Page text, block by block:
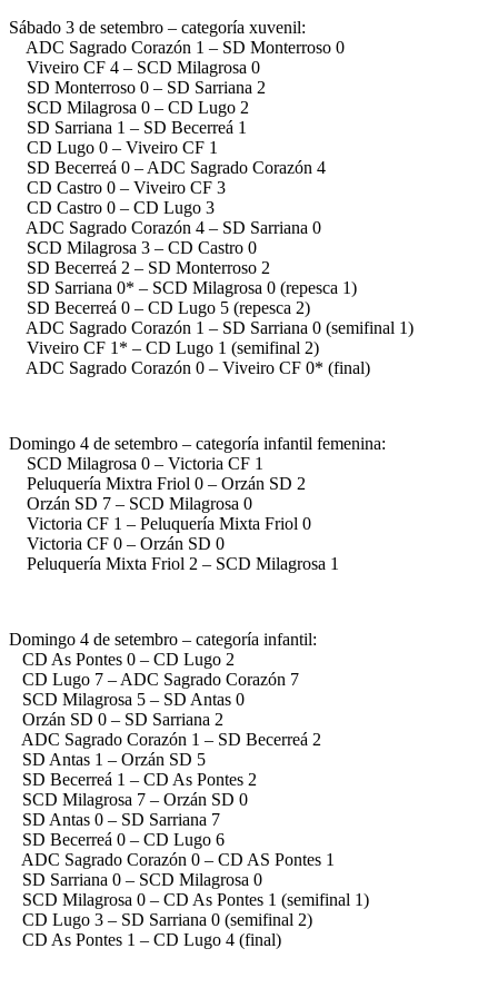
Sábado 3 de setembro – categoría xuvenil:
ADC Sagrado Corazón 1 – SD Monterroso 0
Viveiro CF 4 – SCD Milagrosa 0
SD Monterroso 0 – SD Sarriana 2
SCD Milagrosa 0 – CD Lugo 2
SD Sarriana 1 – SD Becerreá 1
CD Lugo 0 – Viveiro CF 1
SD Becerreá 0 – ADC Sagrado Corazón 4
CD Castro 0 – Viveiro CF 3
CD Castro 0 – CD Lugo 3
ADC Sagrado Corazón 4 – SD Sarriana 0
SCD Milagrosa 3 – CD Castro 0
SD Becerreá 2 – SD Monterroso 2
SD Sarriana 0* – SCD Milagrosa 0 (repesca 1)
SD Becerreá 0 – CD Lugo 5 (repesca 2)
ADC Sagrado Corazón 1 – SD Sarriana 0 (semifinal 1)
Viveiro CF 1* – CD Lugo 1 (semifinal 2)
ADC Sagrado Corazón 0 – Viveiro CF 0* (final)
Domingo 4 de setembro – categoría infantil femenina:
SCD Milagrosa 0 – Victoria CF 1
Peluquería Mixtra Friol 0 – Orzán SD 2
Orzán SD 7 – SCD Milagrosa 0
Victoria CF 1 – Peluquería Mixta Friol 0
Victoria CF 0 – Orzán SD 0
Peluquería Mixta Friol 2 – SCD Milagrosa 1
Domingo 4 de setembro – categoría infantil:
CD As Pontes 0 – CD Lugo 2
CD Lugo 7 – ADC Sagrado Corazón 7
SCD Milagrosa 5 – SD Antas 0
Orzán SD 0 – SD Sarriana 2
ADC Sagrado Corazón 1 – SD Becerreá 2
SD Antas 1 – Orzán SD 5
SD Becerreá 1 – CD As Pontes 2
SCD Milagrosa 7 – Orzán SD 0
SD Antas 0 – SD Sarriana 7
SD Becerreá 0 – CD Lugo 6
ADC Sagrado Corazón 0 – CD AS Pontes 1
SD Sarriana 0 – SCD Milagrosa 0
SCD Milagrosa 0 – CD As Pontes 1 (semifinal 1)
CD Lugo 3 – SD Sarriana 0 (semifinal 2)
CD As Pontes 1 – CD Lugo 4 (final)